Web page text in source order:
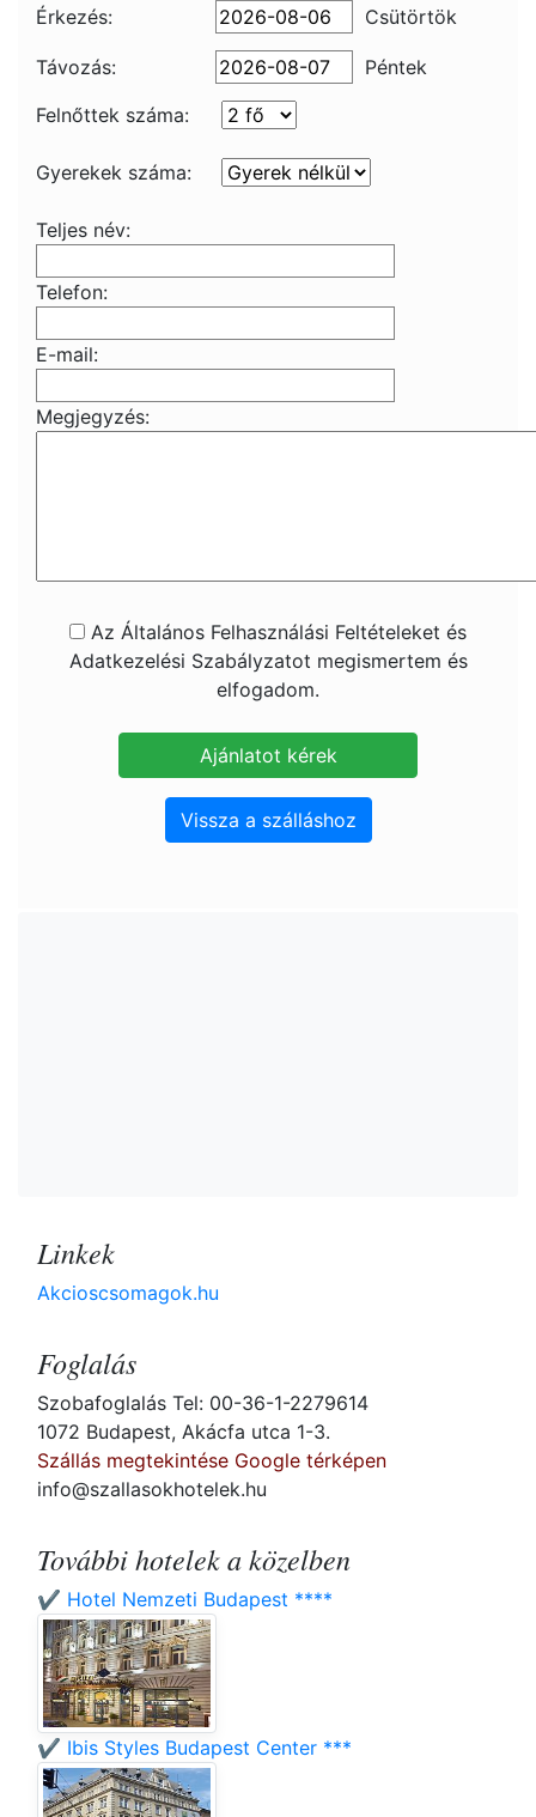
Érkezés: Csütörtök
Távozás:
Péntek
Felnőttek száma:
Gyerekek száma:
Teljes név:
Telefon:
E-mail:
Megjegyzés:
Az Általános Felhasználási Feltételeket és
Adatkezelési Szabályzatot megismertem és
elfogadom.
Vissza a szálláshoz
Linkek
Akcioscsomagok.hu
Foglalás
Szobafoglalás Tel: 00-36-1-2279614
1072 Budapest, Akácfa utca 1-3.
Szállás megtekintése Google térképen
info@szallasokhotelek.hu
További hotelek a közelben
✔️ Hotel Nemzeti Budapest ****
✔️ Ibis Styles Budapest Center ***